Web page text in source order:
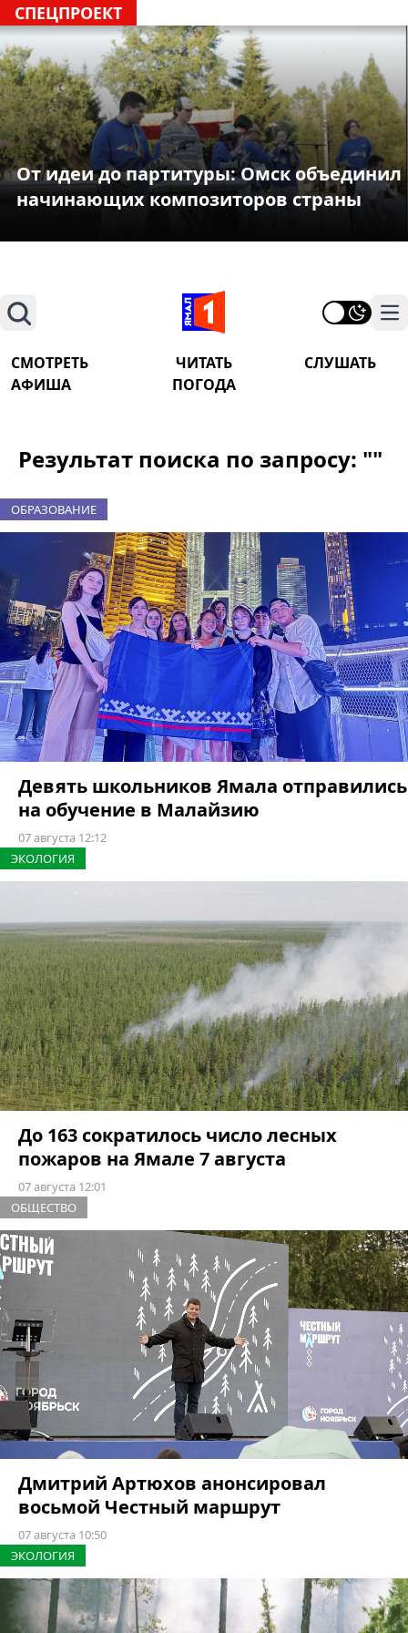
СПЕЦПРОЕКТ
От идеи до партитуры: Омск объединил
начинающих композиторов страны
Поиск
СМОТРЕТЬ ЧИТАТЬ
СЛУШАТЬ
АФИША
ПОГОДА
Результат поиска по запросу: ""
ОБРАЗОВАНИЕ
Девять школьников Ямала отправились
на обучение в Малайзию
07 августа 12:12
ЭКОЛОГИЯ
До 163 сократилось число лесных
пожаров на Ямале 7 августа
07 августа 12:01
ОБЩЕСТВО
Дмитрий Артюхов анонсировал
восьмой Честный маршрут
07 августа 10:50
ЭКОЛОГИЯ